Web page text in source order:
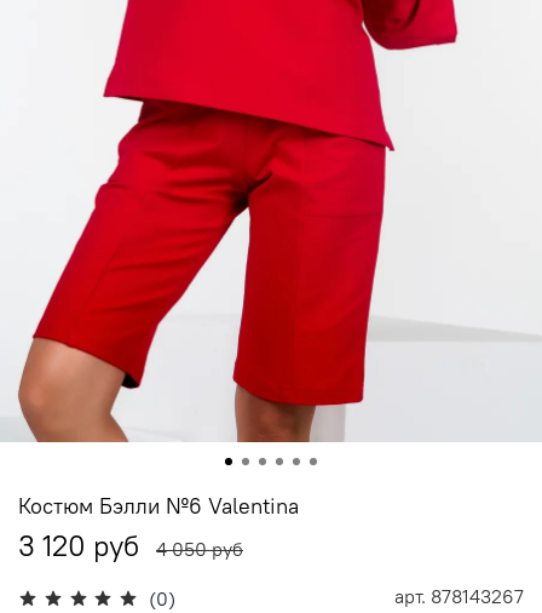
(0) арт. 878143267
Костюм Бэлли №6 Valentina
3 120 руб 4 050 руб